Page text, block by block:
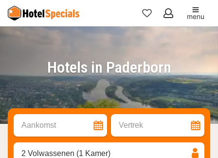
Mijn
menu
Hotels in Paderborn
Aankomst Vertrek
2 Volwassenen (1 Kamer)